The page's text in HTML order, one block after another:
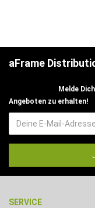
aFrame
Melde
Angeboten zu erhalten!
SERVICE